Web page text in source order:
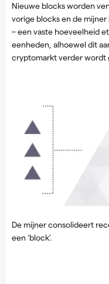
Nieuwe blocks worden
vorige blocks en de
– een vaste hoeveelheid
eenheden, alhoewel dit
cryptomarkt verder wordt
De mijner consolideert
een ‘block’.